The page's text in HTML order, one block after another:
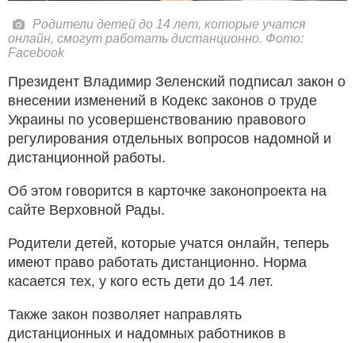
Родители детей до 14 лет, которые учатся
онлайн, смогут работать дистанционно. Фото:
Facebook
Президент Владимир Зеленский подписал закон о
внесении изменений в Кодекс законов о труде
Украины по усовершенствованию правового
регулирования отдельных вопросов надомной и
дистанционной работы.
Об этом говорится в карточке законопроекта на
сайте Верховной Рады.
Родители детей, которые учатся онлайн, теперь
имеют право работать дистанционно. Норма
касается тех, у кого есть дети до 14 лет.
Также закон позволяет направлять
дистанционных и надомных работников в